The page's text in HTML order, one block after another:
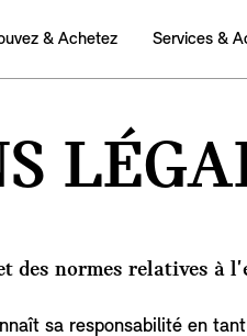
& Achetez Services &
des normes relatives à
sa responsabilité en